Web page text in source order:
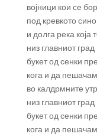
војници кои се
под кревкото
и долга река која
низ главниот
букет од сенки
кога и да
во калдрмните
низ главниот
букет од сенки
кога и да